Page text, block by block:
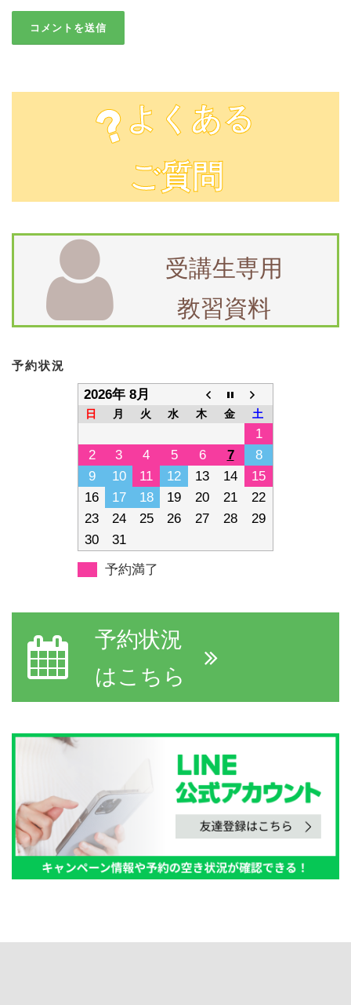
よくある
ご質問
受講生専用
教習資料
予約状況
2026年 8月
日 月 火 水 木 金 土
1
2
3 4 5 6 7
8
9
10 11 12 13 14
15
16
17 18 19 20 21
22
23
24 25 26 27 28
29
30
31
予約満了
予約状況
はこちら